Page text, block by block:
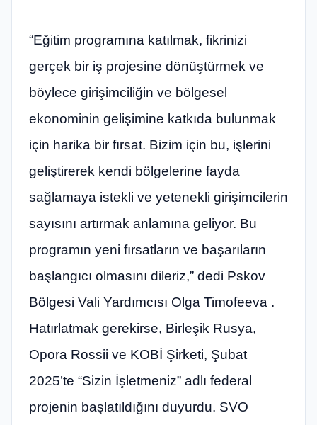
“Eğitim programına katılmak, fikrinizi
gerçek bir iş projesine dönüştürmek ve
böylece girişimciliğin ve bölgesel
ekonominin gelişimine katkıda bulunmak
için harika bir fırsat. Bizim için bu, işlerini
geliştirerek kendi bölgelerine fayda
sağlamaya istekli ve yetenekli girişimcilerin
sayısını artırmak anlamına geliyor. Bu
programın yeni fırsatların ve başarıların
başlangıcı olmasını dileriz,” dedi Pskov
Bölgesi Vali Yardımcısı Olga Timofeeva .
Hatırlatmak gerekirse, Birleşik Rusya,
Opora Rossii ve KOBİ Şirketi, Şubat
2025’te “Sizin İşletmeniz” adlı federal
projenin başlatıldığını duyurdu. SVO